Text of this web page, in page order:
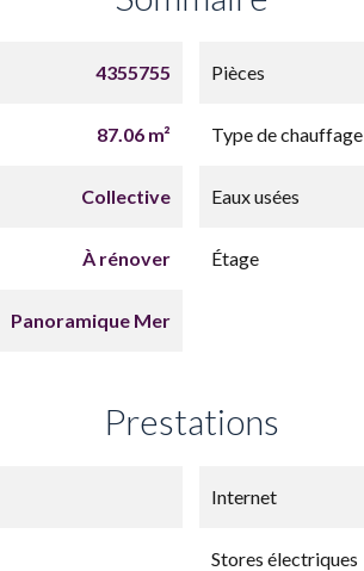
4355755 Pièces
87.06 m² Type de chauffage
Collective Eaux usées
À rénover Étage
Panoramique Mer
Prestations
Internet
Stores électriques